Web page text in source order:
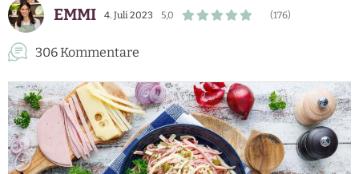
EMMI 4. Juli 2023 5,0 (176)
306 Kommentare